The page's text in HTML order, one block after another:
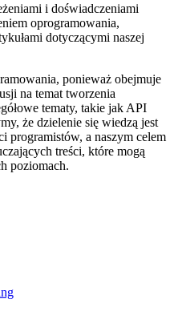
i doświadczeniami
oprogramowania,
dotyczącymi naszej
ponieważ obejmuje
na temat tworzenia
tematy, takie jak API
że dzielenie się wiedzą jest
programistów, a naszym celem
treści, które mogą
poziomach.